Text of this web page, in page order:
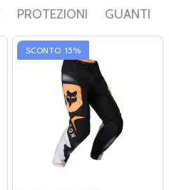
PROTEZIONI GUANTI
SCONTO 15%